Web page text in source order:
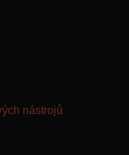
nástrojů